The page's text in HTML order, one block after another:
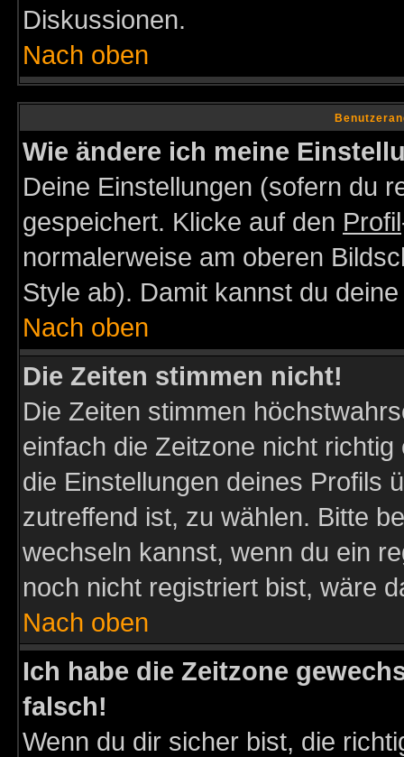
Diskussionen.
Nach oben
Wie ändere ich meine
Deine Einstellungen (sofern du
gespeichert. Klicke auf den Profil
normalerweise am oberen
Style ab). Damit kannst du
Nach oben
Die Zeiten stimmen nicht!
Die Zeiten stimmen
einfach die Zeitzone nicht
die Einstellungen deines Profils
zutreffend ist, zu wählen. Bitte
wechseln kannst, wenn du ein
noch nicht registriert bist, wäre
Nach oben
Ich habe die Zeitzone
falsch!
Wenn du dir sicher bist, die